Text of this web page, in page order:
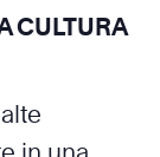
CULTURA